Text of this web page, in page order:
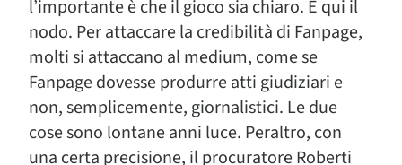
l’importante è che il gioco sia chiaro. È qui il
nodo. Per attaccare la credibilità di Fanpage,
molti si attaccano al medium, come se
Fanpage dovesse produrre atti giudiziari e
non, semplicemente, giornalistici. Le due
cose sono lontane anni luce. Peraltro, con
una certa precisione, il procuratore Roberti